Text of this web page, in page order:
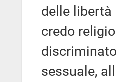
delle
credo
sessuale,